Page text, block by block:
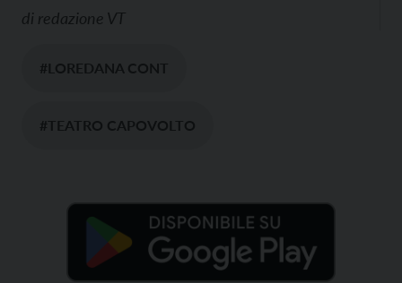
di redazione VT
#LOREDANA CONT
#TEATRO CAPOVOLTO